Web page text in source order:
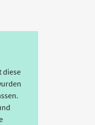
diese